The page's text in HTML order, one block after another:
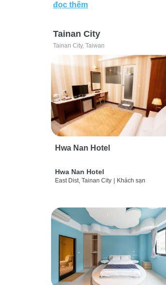
đọc thêm
Tainan City
Tainan City, Taiwan
Hwa Nan Hotel
Hwa Nan Hotel
East Dist, Tainan City Khách sạn